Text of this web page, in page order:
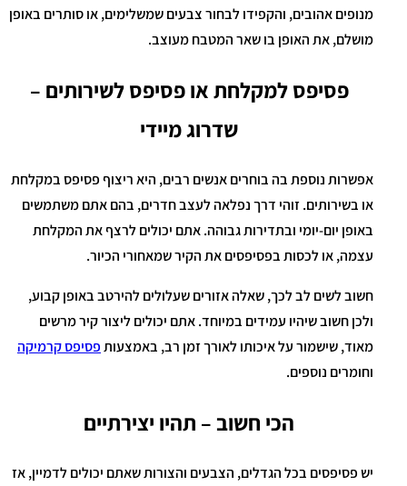
מנופים אהובים, והקפידו לבחור צבעים שמשלימים, או סותרים באופן
מושלם, את האופן בו שאר המטבח מעוצב.
פסיפס למקלחת או פסיפס לשירותים –
שדרוג מיידי
אפשרות נוספת בה בוחרים אנשים רבים, היא ריצוף פסיפס במקלחת
או בשירותים. זוהי דרך נפלאה לעצב חדרים, בהם אתם משתמשים
באופן יום-יומי ובתדירות גבוהה. אתם יכולים לרצף את המקלחת
עצמה, או לכסות בפסיפסים את הקיר שמאחורי הכיור.
חשוב לשים לב לכך, שאלה אזורים שעלולים להירטב באופן קבוע,
ולכן חשוב שיהיו עמידים במיוחד. אתם יכולים ליצור קיר מרשים
מאוד, שישמור על איכותו לאורך זמן רב, באמצעותפסיפס קרמיקה
וחומרים נוספים.
הכי חשוב – תהיו יצירתיים
יש פסיפסים בכל הגדלים, הצבעים והצורות שאתם יכולים לדמיין, אז